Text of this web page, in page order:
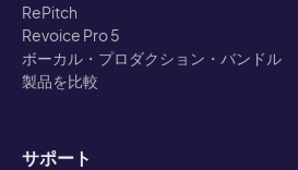
RePitch
Revoice Pro 5
ボーカル・プロダクション・バンドル
製品を比較
サポート